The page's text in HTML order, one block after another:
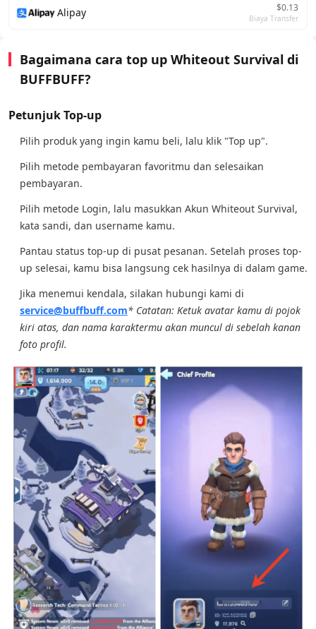
Alipay $0.13
Biaya Transfer
Bagaimana cara top up Whiteout Survival di
BUFFBUFF?
Petunjuk Top-up
Pilih produk yang ingin kamu beli, lalu klik "Top up".
Pilih metode pembayaran favoritmu dan selesaikan
pembayaran.
Pilih metode Login, lalu masukkan Akun Whiteout Survival,
kata sandi, dan username kamu.
Pantau status top-up di pusat pesanan. Setelah proses top-
up selesai, kamu bisa langsung cek hasilnya di dalam game.
Jika menemui kendala, silakan hubungi kami di
service@buffbuff.com* Catatan: Ketuk avatar kamu di pojok
kiri atas, dan nama karaktermu akan muncul di sebelah kanan
foto profil.